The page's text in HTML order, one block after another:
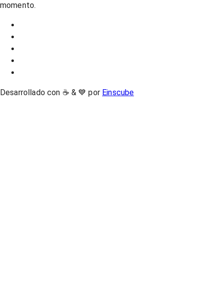
momento.
Desarrollado con ☕ & 💙 por Einscube